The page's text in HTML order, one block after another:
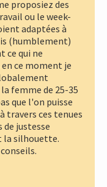
proposiez des
ou le week-
adaptées à
(humblement)
ce qui ne
ce moment je
femme de 25-35
que l'on puisse
travers ces tenues
justesse
la silhouette.